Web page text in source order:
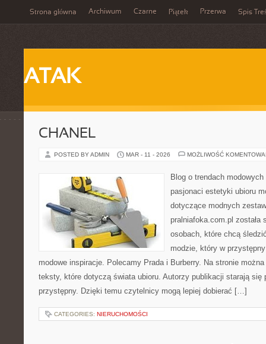
Strona główna Archiwum Czarne Piątek Przerwa Spis
ATAK
CHANEL
POSTED BY ADMIN MAR - 11 - 2026 MOŻLIWOŚĆ
Blog o trendach
pasjonaci estetyki ubioru
dotyczące modnych
pralniafoka.com.pl została
osobach, które chcą
modzie, który w
modowe inspiracje. Polecamy Prada i Burberry. Na stronie
teksty, które dotyczą świata ubioru. Autorzy publikacji starają się
przystępny. Dzięki temu czytelnicy mogą lepiej dobierać […]
CATEGORIES: NIERUCHOMOŚCI